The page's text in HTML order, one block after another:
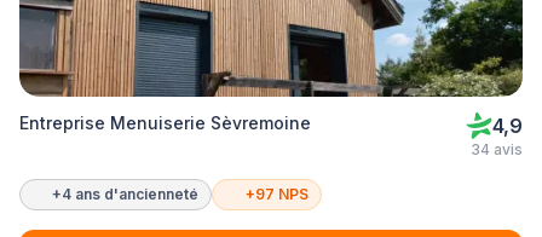
Entreprise Menuiserie Sèvremoine 4,9
34 avis
+4 ans d'ancienneté +97 NPS